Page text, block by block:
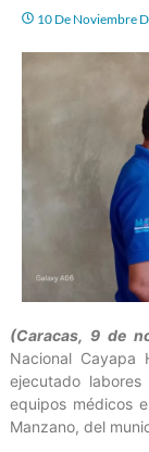
10 De Noviembre
(Caracas, 9 de
Nacional Cayapa
ejecutado
equipos médicos
Manzano, del